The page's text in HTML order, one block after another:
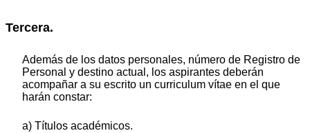
Tercera.
Además de los datos personales, número de Registro de
Personal y destino actual, los aspirantes deberán
acompañar a su escrito un curriculum vítae en el que
harán constar:
a) Títulos académicos.